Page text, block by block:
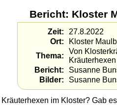
Bericht: Kloster
Zeit
27.8.2022
Ort
Kloster
Thema
Von
Kräuterhexen
Bericht
Susanne
Bilder
Susanne
Kräuterhexen im Kloster? Gab